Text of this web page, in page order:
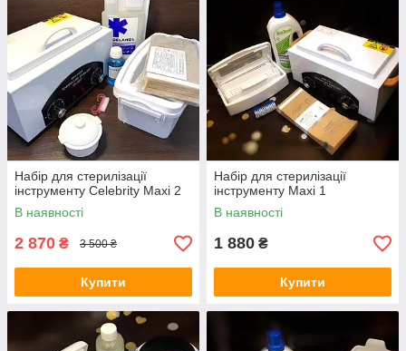
Набір для стерилізації
інструменту Celebrity Maxi 2
В наявності
2 870 ₴ 3 500 ₴
Купити
Набір для стерилізації
інструменту Maxi 1
В наявності
1 880 ₴
Купити